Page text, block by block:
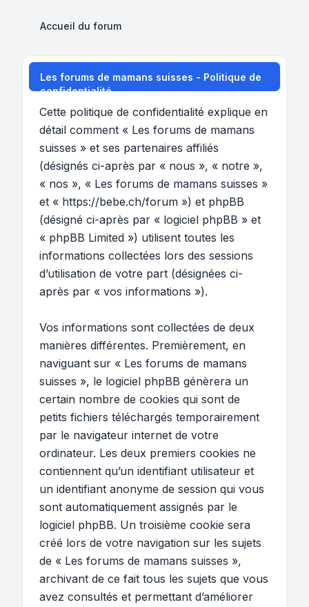
Accueil du forum
Les forums de mamans suisses - Politique de
confidentialité
Cette politique de confidentialité explique en
détail comment « Les forums de mamans
suisses » et ses partenaires affiliés
(désignés ci-après par « nous », « notre »,
« nos », « Les forums de mamans suisses »
et « https://bebe.ch/forum ») et phpBB
(désigné ci-après par « logiciel phpBB » et
« phpBB Limited ») utilisent toutes les
informations collectées lors des sessions
d’utilisation de votre part (désignées ci-
après par « vos informations »).
Vos informations sont collectées de deux
manières différentes. Premièrement, en
naviguant sur « Les forums de mamans
suisses », le logiciel phpBB génèrera un
certain nombre de cookies qui sont de
petits fichiers téléchargés temporairement
par le navigateur internet de votre
ordinateur. Les deux premiers cookies ne
contiennent qu’un identifiant utilisateur et
un identifiant anonyme de session qui vous
sont automatiquement assignés par le
logiciel phpBB. Un troisième cookie sera
créé lors de votre navigation sur les sujets
de « Les forums de mamans suisses »,
archivant de ce fait tous les sujets que vous
avez consultés et permettant d’améliorer